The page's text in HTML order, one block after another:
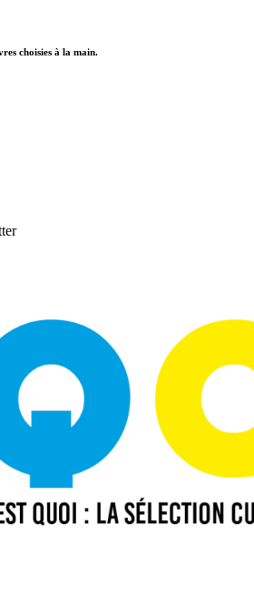
choisies à la main.